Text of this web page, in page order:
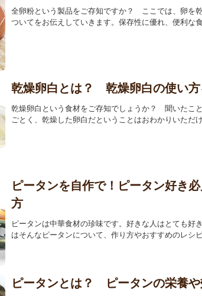
全卵粉という製品をご存知ですか？ ここでは、卵を
ついてをお伝えしていきます。保存性に優れ、便利な
乾燥卵白とは？ 乾燥卵白の使い方
乾燥卵白という食材をご存知でしょうか？ 聞いたこ
ごとく、乾燥した卵白だということはおわかりいただ
ピータンを自作で！ピータン好き
方
ピータンは中華食材の珍味です。好きな人はとても好
はそんなピータンについて、作り方やおすすめのレシ
ピータンとは？ ピータンの栄養や